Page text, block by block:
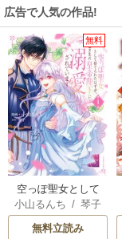
広告で人気の作品!
無料
空っぽ聖女として
捨てられたはず
が、嫁ぎ先の皇帝
小山るんち /琴子
無料立読み